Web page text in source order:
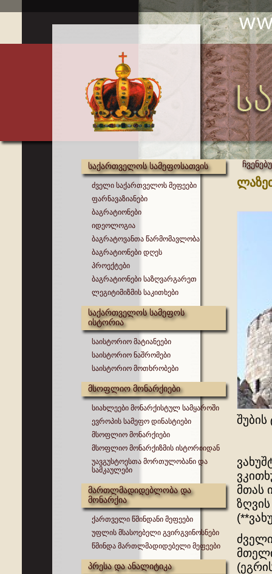
საქართველოს სამეფოსათვის
ძველი საქართველოს მეფეები
ფარნავაზიანები
ბაგრატიონები
იდეოლოგია
ბაგრატოვანთა წარმომავლობა
ბაგრატიონები დღეს
პროექტები
ბაგრატიონები საზღვარგარეთ
ლეგიტიმიზმის საკითხები
საქართველოს სამეფოს
ისტორია
საისტორიო მატიანეები
საისტორიო ნაშრომები
საისტორიო მოთხრობები
მსოფლიო მონარქიები
სიახლეები მონარქისტულ სამყაროში
ევროპის სამეფო დინასტიები
მსოფლიო მონარქიები
მსოფლიო მონარქიზმის ისტორიიდან
უავგუსტოესთა მორთულობანი და
სამკაულები
მართლმადიდებლობა და
მონარქია
ქართველი წმინდანი მეფეები
უფლის მსასოებელი გვირგვინოსნები
წმინდა მართლმადიდებელი მეფეები
პრესა და ანალიტიკა
მთას